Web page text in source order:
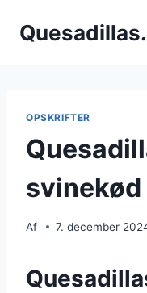
OPSKRIFTER
Af 7. december